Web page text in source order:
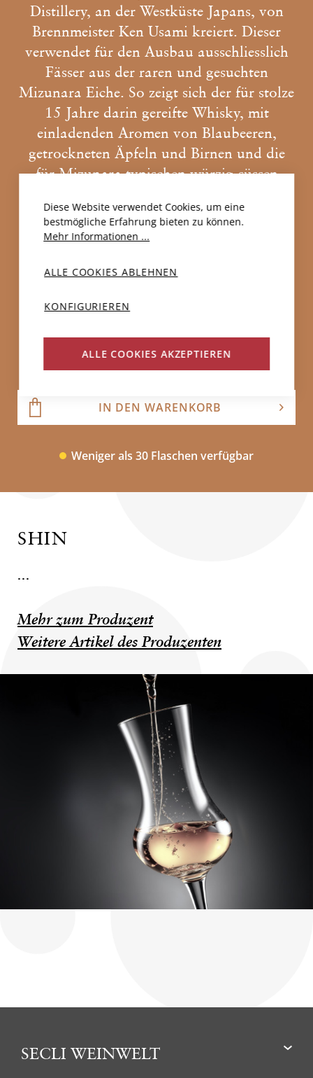
Distillery, an der Westküste Japans, von
Brennmeister Ken Usami kreiert. Dieser
verwendet für den Ausbau ausschliesslich
Fässer aus der raren und gesuchten
Mizunara Eiche. So zeigt sich der für stolze
15 Jahre darin gereifte Whisky, mit
einladenden Aromen von Blaubeeren,
getrockneten Äpfeln und Birnen und die
für Mizunara typischen würzig-süssen
Muskatnuss, sowie ein Hauch von Tabak
und Malz im zart pfeffrigen Abgang.
IN DEN WARENKORB
Weniger als 30 Flaschen verfügbar
SHIN
...
Mehr zum Produzent
Weitere Artikel des Produzenten
SECLI WEINWELT
Diese Website verwendet Cookies, um eine
bestmögliche Erfahrung bieten zu können.
Mehr Informationen ...
ALLE COOKIES ABLEHNEN
KONFIGURIEREN
ALLE COOKIES AKZEPTIEREN